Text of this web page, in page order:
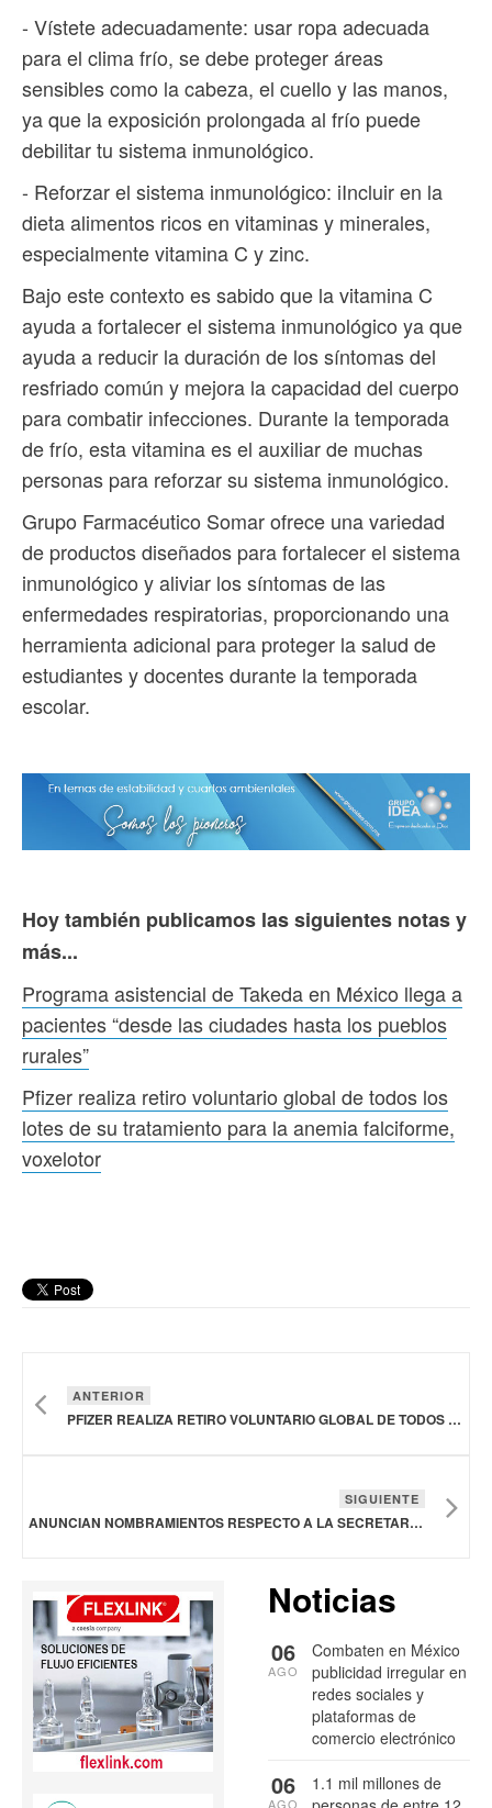
- Vístete adecuadamente: usar ropa adecuada
para el clima frío, se debe proteger áreas
sensibles como la cabeza, el cuello y las manos,
ya que la exposición prolongada al frío puede
debilitar tu sistema inmunológico.
- Reforzar el sistema inmunológico: iIncluir en la
dieta alimentos ricos en vitaminas y minerales,
especialmente vitamina C y zinc.
Bajo este contexto es sabido que la vitamina C
ayuda a fortalecer el sistema inmunológico ya que
ayuda a reducir la duración de los síntomas del
resfriado común y mejora la capacidad del cuerpo
para combatir infecciones. Durante la temporada
de frío, esta vitamina es el auxiliar de muchas
personas para reforzar su sistema inmunológico.
Grupo Farmacéutico Somar ofrece una variedad
de productos diseñados para fortalecer el sistema
inmunológico y aliviar los síntomas de las
enfermedades respiratorias, proporcionando una
herramienta adicional para proteger la salud de
estudiantes y docentes durante la temporada
escolar.
Hoy también publicamos las siguientes notas y
más...
Programa asistencial de Takeda en México llega a
pacientes “desde las ciudades hasta los pueblos
rurales”
Pfizer realiza retiro voluntario global de todos los
lotes de su tratamiento para la anemia falciforme,
voxelotor
ANTERIOR
PFIZER REALIZA RETIRO VOLUNTARIO GLOBAL DE TODOS LOS LOTES DE SU TRATAMIENTO PARA LA ANEMIA FALCIFORME, VOXELOTOR
SIGUIENTE
ANUNCIAN NOMBRAMIENTOS RESPECTO A LA SECRETARÍA DE SALUD DE MÉXICO
Noticias
Combaten en México
publicidad irregular en
redes sociales y
plataformas de
comercio electrónico
06
AGO
1.1 mil millones de
06
AGO